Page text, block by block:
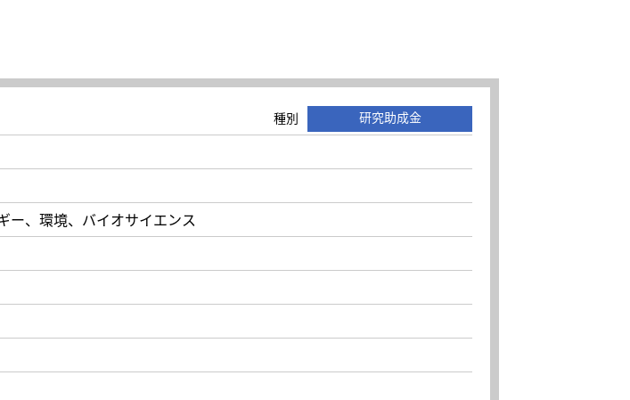
種別
研究助成金
ー、環境、バイオサイエンス